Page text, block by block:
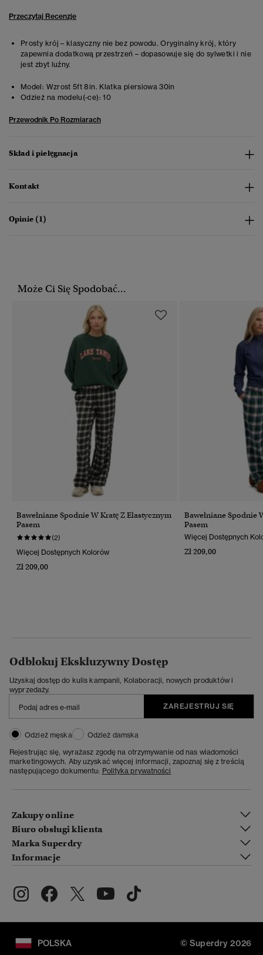
Przeczytaj Recenzje
Prosty krój – klasyczny nie bez powodu. Oryginalny krój, który
zapewnia dodatkową przestrzeń – dopasowuje się do sylwetki i nie
jest zbyt luźny.
Model: Wzrost 5ft 8in. Klatka piersiowa 30in
Odzież na modelu(-ce): 10
Przewodnik Po Rozmiarach
Skład i pielęgnacja
Kontakt
Opinie (1)
Może Ci Się Spodobać...
Bawełniane Spodnie W Kratę Z Elastycznym
Pasem
(2)
Więcej Dostępnych Kolorów
Zł 209,00
Bawełniane Spodnie
Pasem
Więcej Dostępnych
Zł 209,00
Odblokuj Ekskluzywny Dostęp
Uzyskaj dostęp do kulis kampanii, Kolaboracji, nowych produktów i
wyprzedaży.
ZAREJESTRUJ SIĘ
Odzież męska
Odzież damska
Rejestrując się, wyrażasz zgodę na otrzymywanie od nas wiadomości
marketingowych. Aby uzyskać więcej informacji, zapoznaj się z treścią
następującego dokumentu: Polityka prywatności
Zakupy online
Biuro obsługi klienta
Marka Superdry
Informacje
POLSKA © Superdry 2026